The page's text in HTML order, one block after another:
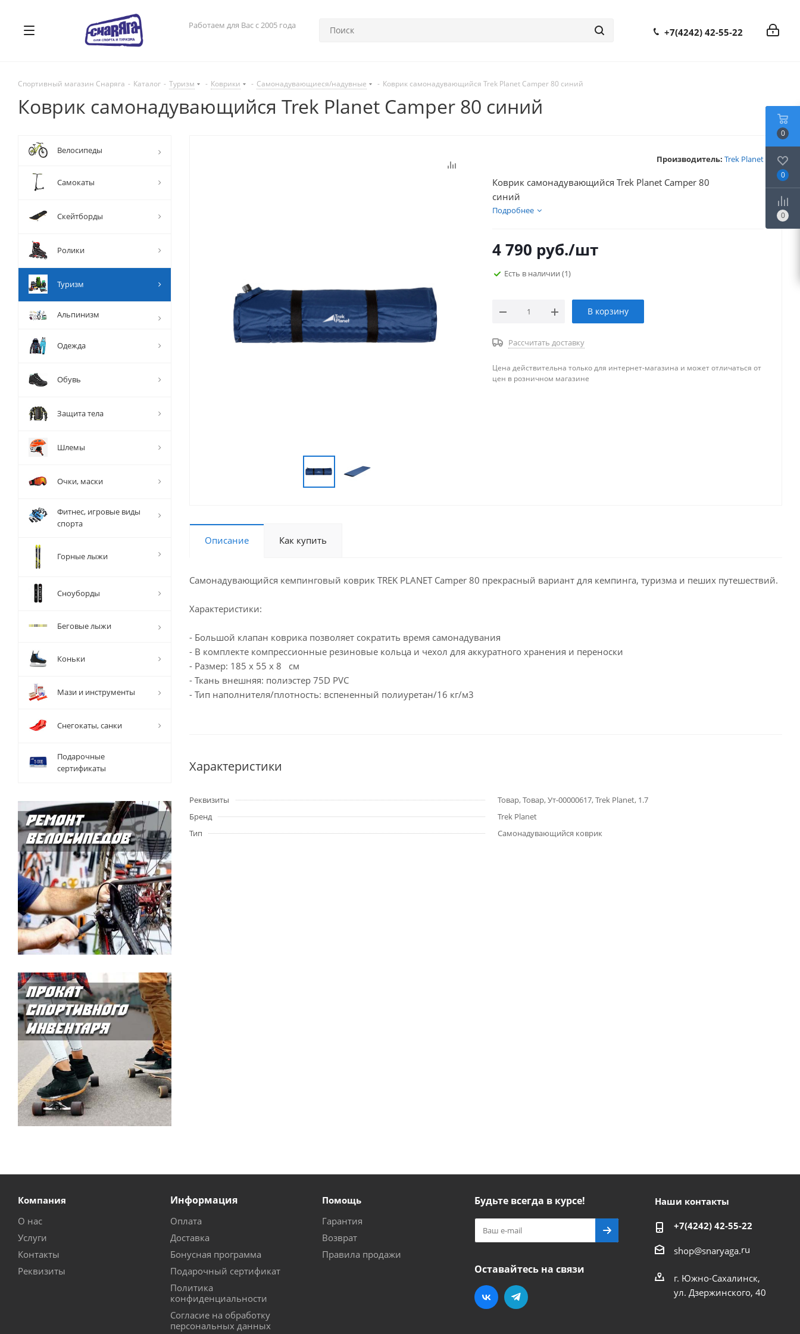
Работаем для Вас с 2005 года
+7(4242) 42-55-22
Спортивный магазин Снаряга - Каталог - Туризм - Коврики - Самонадувающиеся/надувные - Коврик самонадувающийся Trek Planet Camper 80 синий
Коврик самонадувающийся Trek Planet Camper 80 синий
Производитель: Trek Planet
Коврик самонадувающийся Trek Planet Camper 80
синий
Подробнее
4 790 руб./шт
Есть в наличии (1)
В корзину
Рассчитать доставку
Цена действительна только для интернет-магазина и может отличаться от
цен в розничном магазине
Описание Как купить
Самонадувающийся кемпинговый коврик TREK PLANET Camper 80 прекрасный вариант для кемпинга, туризма и пеших путешествий.
Характеристики:
- Большой клапан коврика позволяет сократить время самонадувания
- В комплекте компрессионные резиновые кольца и чехол для аккуратного хранения и переноски
- Размер: 185 x 55 x 8 см
- Ткань внешняя: полиэстер 75D PVC
- Тип наполнителя/плотность: вспененный полиуретан/16 кг/м3
Характеристики
Реквизиты
Товар, Товар, Ут-00000617, Trek Planet, 1.7
Бренд
Trek Planet
Тип
Самонадувающийся коврик
Велосипеды
Самокаты
Скейтборды
Ролики
Туризм
Альпинизм
Одежда
Обувь
Защита тела
Шлемы
Очки, маски
Фитнес, игровые виды
спорта
Горные лыжи
Сноуборды
Беговые лыжи
Коньки
Мази и инструменты
Снегокаты, санки
Подарочные
сертификаты
Компания
О нас
Услуги
Контакты
Реквизиты
Информация
Оплата
Доставка
Бонусная программа
Подарочный сертификат
Политика
конфиденциальности
Согласие на обработку
персональных данных
Помощь
Гарантия
Возврат
Правила продажи
Будьте всегда в курсе!
Оставайтесь на связи
Наши контакты
+7(4242) 42-55-22
shop@snaryaga.ru
г. Южно-Сахалинск,
ул. Дзержинского, 40
0
0
0